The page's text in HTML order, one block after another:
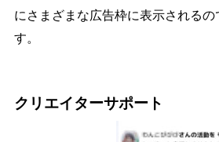
にさまざまな広告枠に表示されるの
す。
クリエイターサポート